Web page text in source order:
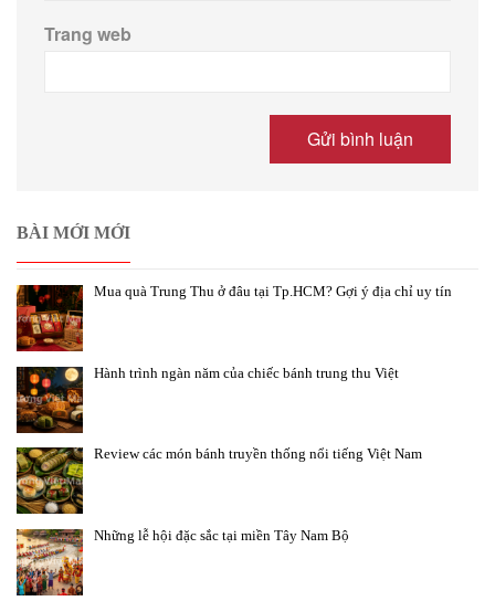
Trang web
BÀI MỚI MỚI
Mua quà Trung Thu ở đâu tại Tp.HCM? Gợi ý địa chỉ uy tín
Hành trình ngàn năm của chiếc bánh trung thu Việt
Review các món bánh truyền thống nổi tiếng Việt Nam
Những lễ hội đặc sắc tại miền Tây Nam Bộ